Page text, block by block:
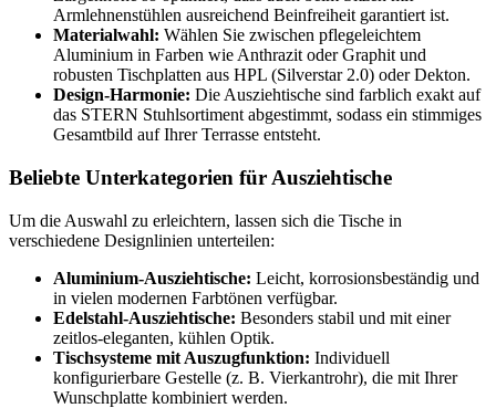
Armlehnenstühlen ausreichend Beinfreiheit garantiert ist.
Materialwahl: Wählen Sie zwischen pflegeleichtem
Aluminium in Farben wie Anthrazit oder Graphit und
robusten Tischplatten aus HPL (Silverstar 2.0) oder Dekton.
Design-Harmonie: Die Ausziehtische sind farblich exakt auf
das STERN Stuhlsortiment abgestimmt, sodass ein stimmiges
Gesamtbild auf Ihrer Terrasse entsteht.
Beliebte Unterkategorien für Ausziehtische
Um die Auswahl zu erleichtern, lassen sich die Tische in
verschiedene Designlinien unterteilen:
Aluminium-Ausziehtische: Leicht, korrosionsbeständig und
in vielen modernen Farbtönen verfügbar.
Edelstahl-Ausziehtische: Besonders stabil und mit einer
zeitlos-eleganten, kühlen Optik.
Tischsysteme mit Auszugfunktion: Individuell
konfigurierbare Gestelle (z. B. Vierkantrohr), die mit Ihrer
Wunschplatte kombiniert werden.